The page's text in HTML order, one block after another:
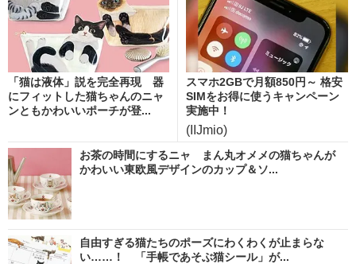
「猫は液体」説を完全再現 器
にフィットした猫ちゃんのニャ
ンともかわいいポーチが登...
スマホ2GBで月額850円～ 格安
SIMをお得に使うキャンペーン
実施中！
(IIJmio)
お茶の時間にするニャ まん丸オメメの猫ちゃんが
かわいい東欧風デザインのカップ＆ソ...
自由すぎる猫たちのポーズにわくわくが止まらな
い……！ 「手帳であそぶ猫シール」が...